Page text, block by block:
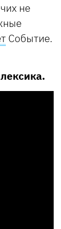
не
Событие.